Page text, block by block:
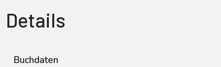
Details
Buchdaten